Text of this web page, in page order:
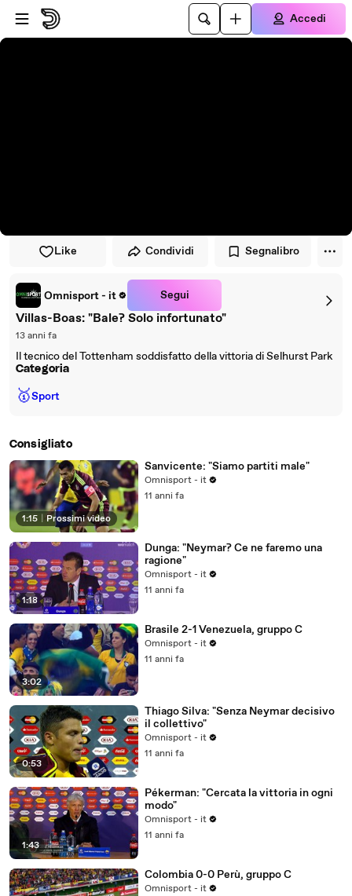
Vai al lettore
Passa al contenuto principale
Accedi
Like Condividi Segnalibro
Omnisport - it Segui
Villas-Boas: "Bale? Solo infortunato"
13 anni fa
Il tecnico del Tottenham soddisfatto della vittoria di Selhurst Park
Categoria
🥇Sport
Consigliato
1:15 Prossimi video
Sanvicente: "Siamo partiti male"
Omnisport - it
11 anni fa
1:18
Dunga: "Neymar? Ce ne faremo una
ragione"
Omnisport - it
11 anni fa
3:02
Brasile 2-1 Venezuela, gruppo C
Omnisport - it
11 anni fa
0:53
Thiago Silva: "Senza Neymar decisivo
il collettivo"
Omnisport - it
11 anni fa
1:43
Pékerman: "Cercata la vittoria in ogni
modo"
Omnisport - it
11 anni fa
Colombia 0-0 Perù, gruppo C
Omnisport - it